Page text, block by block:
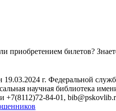
билетов?
г. Федеральной
научная библиотека
+7(8112)72-84-01,